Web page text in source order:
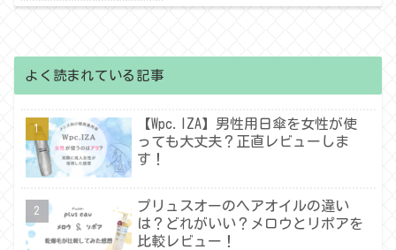
よく読まれている記事
【Wpc.IZA】男性用日傘を女性が使
っても大丈夫？正直レビューしま
す！
プリュスオーのヘアオイルの違い
は？どれがいい？メロウとリポアを
比較レビュー！